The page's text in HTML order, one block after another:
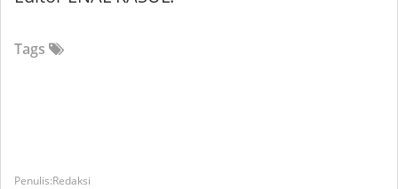
Tags
Redaksi